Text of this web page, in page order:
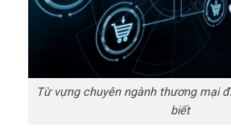
Từ vựng chuyên ngành thương mại
biết